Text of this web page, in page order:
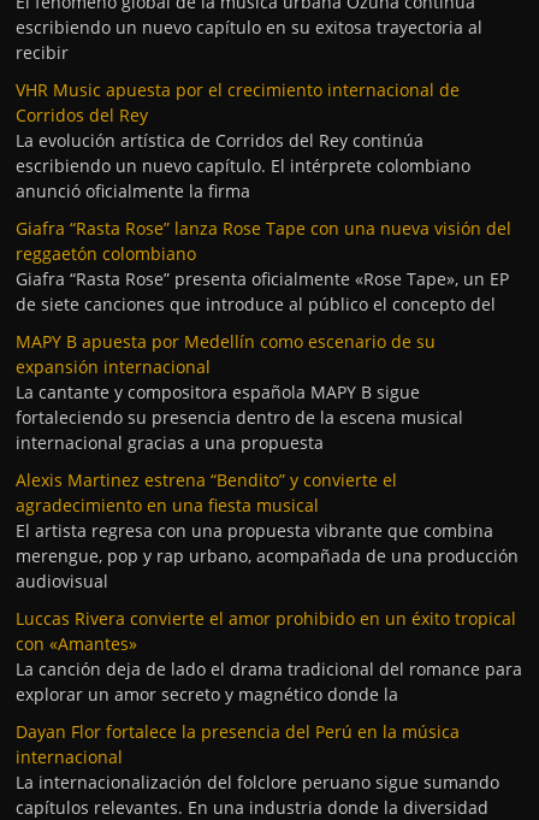
escribiendo un nuevo capítulo en su exitosa trayectoria al
recibir
VHR Music apuesta por el crecimiento internacional de
Corridos del Rey
La evolución artística de Corridos del Rey continúa
escribiendo un nuevo capítulo. El intérprete colombiano
anunció oficialmente la firma
Giafra “Rasta Rose” lanza Rose Tape con una nueva visión del
reggaetón colombiano
Giafra “Rasta Rose” presenta oficialmente «Rose Tape», un EP
de siete canciones que introduce al público el concepto del
MAPY B apuesta por Medellín como escenario de su
expansión internacional
La cantante y compositora española MAPY B sigue
fortaleciendo su presencia dentro de la escena musical
internacional gracias a una propuesta
Alexis Martinez estrena “Bendito” y convierte el
agradecimiento en una fiesta musical
El artista regresa con una propuesta vibrante que combina
merengue, pop y rap urbano, acompañada de una producción
audiovisual
Luccas Rivera convierte el amor prohibido en un éxito tropical
con «Amantes»
La canción deja de lado el drama tradicional del romance para
explorar un amor secreto y magnético donde la
Dayan Flor fortalece la presencia del Perú en la música
internacional
La internacionalización del folclore peruano sigue sumando
capítulos relevantes. En una industria donde la diversidad